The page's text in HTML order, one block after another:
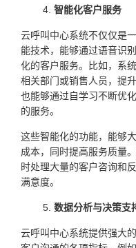
智能化客户服务
云呼叫中心系统不仅仅是
能技术，能够通过语音识
化的客户服务。比如，系
相关部门或销售人员，提
也能够通过自学习不断优
的服务。
这些智能化的功能，能够
成本，同时提高服务质量
时处理大量的客户咨询和
满意度。
数据分析与决策支
云呼叫中心系统提供强大